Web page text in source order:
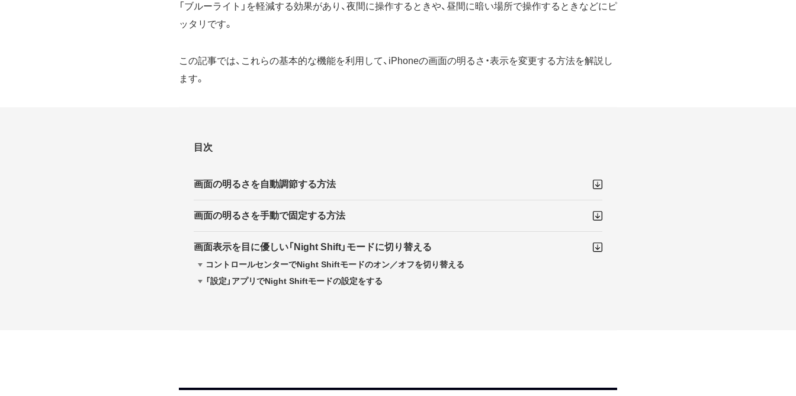
「ブルーライト」を軽減する効果があり、夜間に操作するときや、昼間に暗い場所で操作するときなどにピ
ッタリです。
この記事では、これらの基本的な機能を利用して、iPhoneの画面の明るさ・表示を変更する方法を解説し
ます。
目次
画面の明るさを自動調節する方法
画面の明るさを手動で固定する方法
画面表示を目に優しい「Night Shift」モードに切り替える
コントロールセンターでNight Shiftモードのオン／オフを切り替える
「設定」アプリでNight Shiftモードの設定をする